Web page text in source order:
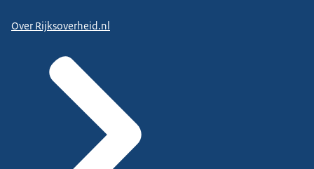
Over Rijksoverheid.nl